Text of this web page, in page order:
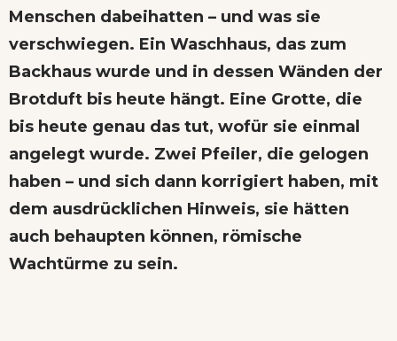
Menschen dabeihatten – und was sie
verschwiegen. Ein Waschhaus, das zum
Backhaus wurde und in dessen Wänden der
Brotduft bis heute hängt. Eine Grotte, die
bis heute genau das tut, wofür sie einmal
angelegt wurde. Zwei Pfeiler, die gelogen
haben – und sich dann korrigiert haben, mit
dem ausdrücklichen Hinweis, sie hätten
auch behaupten können, römische
Wachtürme zu sein.